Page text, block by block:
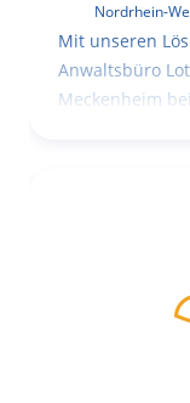
Nordrhein-
Mit unseren
Anwaltsbüro
Meckenheim